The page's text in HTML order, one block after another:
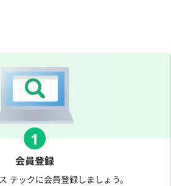
1
会員登録
テックに会員登録しましょう。